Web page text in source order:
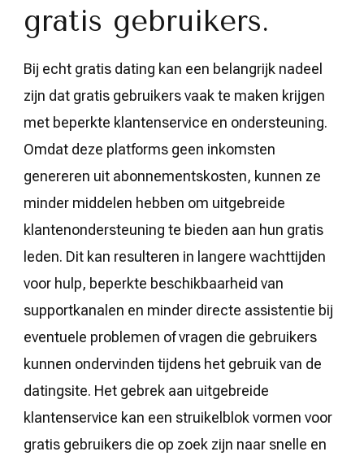
gratis gebruikers.
Bij echt gratis dating kan een belangrijk nadeel
zijn dat gratis gebruikers vaak te maken krijgen
met beperkte klantenservice en ondersteuning.
Omdat deze platforms geen inkomsten
genereren uit abonnementskosten, kunnen ze
minder middelen hebben om uitgebreide
klantenondersteuning te bieden aan hun gratis
leden. Dit kan resulteren in langere wachttijden
voor hulp, beperkte beschikbaarheid van
supportkanalen en minder directe assistentie bij
eventuele problemen of vragen die gebruikers
kunnen ondervinden tijdens het gebruik van de
datingsite. Het gebrek aan uitgebreide
klantenservice kan een struikelblok vormen voor
gratis gebruikers die op zoek zijn naar snelle en